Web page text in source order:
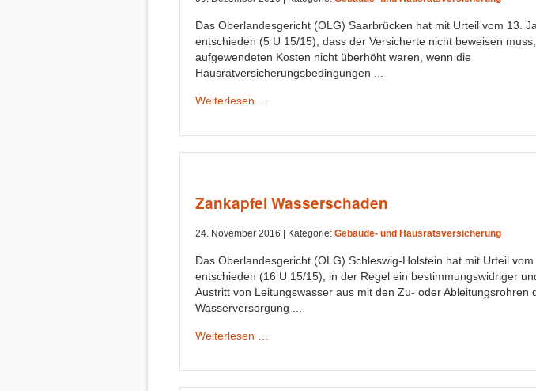
Das Oberlandesgericht (OLG) Saarbrücken hat mit Urteil vom 13.
entschieden (5 U 15/15), dass der Versicherte nicht beweisen
aufgewendeten Kosten nicht überhöht waren, wenn die
Hausratversicherungsbedingungen ...
Weiterlesen …
Zankapfel Wasserschaden
24. November 2016 | Kategorie: Gebäude- und Hausratsversicherung
Das Oberlandesgericht (OLG) Schleswig-Holstein hat mit Urteil
entschieden (16 U 15/15), in der Regel ein bestimmungswidriger
Austritt von Leitungswasser aus mit den Zu- oder Ableitungsrohren
Wasserversorgung ...
Weiterlesen …